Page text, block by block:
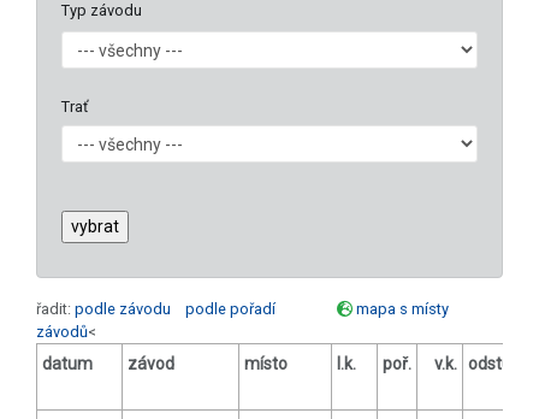
Typ závodu
Trať
řadit: podle závodu podle pořadí
mapa s místy
závodů<
datum závod místo l.k. poř. v.k. odstup